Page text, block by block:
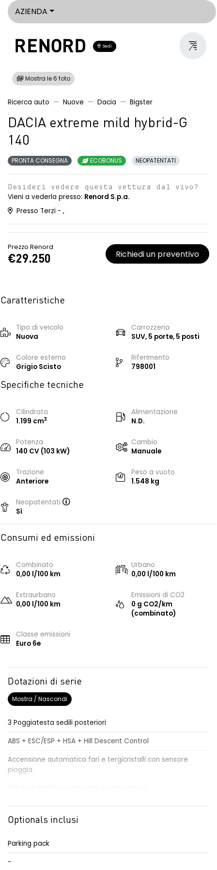
AZIENDA
Sedi
Mostra le 6 foto
Ricerca auto Nuove Dacia Bigster
DACIA extreme mild hybrid-G
140
PRONTA CONSEGNA ECOBONUS NEOPATENTATI
Desideri vedere questa vettura dal vivo?
Vieni a vederla presso: Renord S.p.a.
Presso Terzi - ,
Prezzo Renord
€29.250 Richiedi un preventivo
Caratteristiche
Tipo di veicolo
Nuova
Carrozzeria
SUV, 5 porte, 5 posti
Colore esterno
Grigio Scisto
Riferimento
798001
Specifiche tecniche
Cilindrata
1.199 cm3
Alimentazione
N.D.
Potenza
140 CV (103 kW)
Cambio
Manuale
Trazione
Anteriore
Peso a vuoto
1.548 kg
Neopatentati
Sì
Consumi ed emissioni
Combinato
0,00 l/100 km
Urbano
0,00 l/100 km
Extraurbano
0,00 l/100 km
Emissioni di CO2
0 g CO2/km
(combinato)
Classe emissioni
Euro 6e
Dotazioni di serie
Mostra / Nascondi
3 Poggiatesta sedili posteriori
ABS + ESC/ESP + HSA + Hill Descent Control
Accensione automatica fari e tergicristalli con sensore
pioggia
Airbag laterali a tendina
Alzacristalli elettrici impulsionali anteriori e posteriori
Alzacristallo elettrico impulsionale anteriore lato conducente
Assistenza al mantenimento della corsia LKA
Optionals inclusi
Parking pack
-